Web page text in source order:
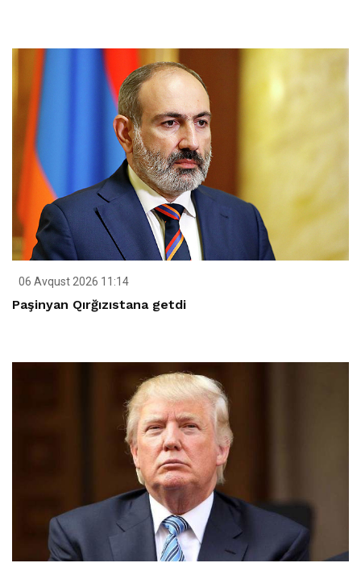
06 Avqust 2026 11:14
Paşinyan Qırğızıstana getdi